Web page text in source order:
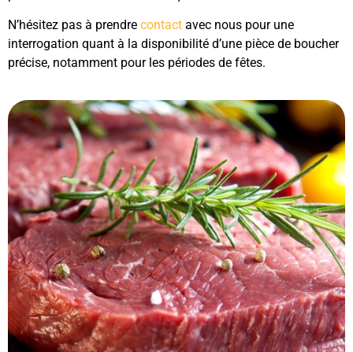
N’hésitez pas à prendre contact avec nous pour une
interrogation quant à la disponibilité d’une pièce de boucher
précise, notamment pour les périodes de fêtes.